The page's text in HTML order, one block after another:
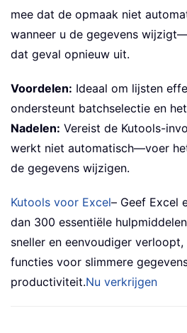
mee dat de opmaak niet
wanneer u de gegevens
dat geval opnieuw uit.
Voordelen: Ideaal om lijsten
ondersteunt batchselectie en
Nadelen: Vereist de Kutools-
werkt niet automatisch—voer
de gegevens wijzigen.
Kutools voor Excel– Geef Excel
dan 300 essentiële
sneller en eenvoudiger
functies voor slimmere
productiviteit.Nu verkrijgen